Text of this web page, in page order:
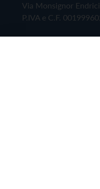
Via Monsignor
P.IVA e C.F.
Copyright ©